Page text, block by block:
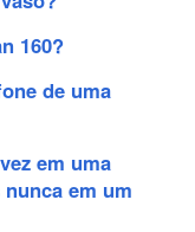
160?
de uma
em uma
em um